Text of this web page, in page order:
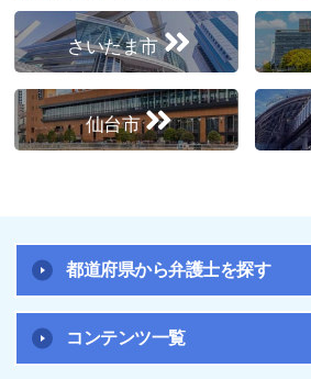
さいたま市
仙台市
都道府県から弁護士を探す
コンテンツ一覧